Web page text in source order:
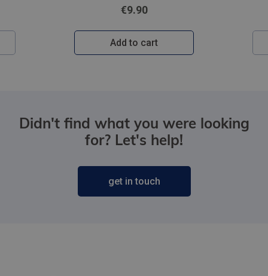
€9.90
Add to cart
Didn't find what you were looking
for? Let's help!
get in touch